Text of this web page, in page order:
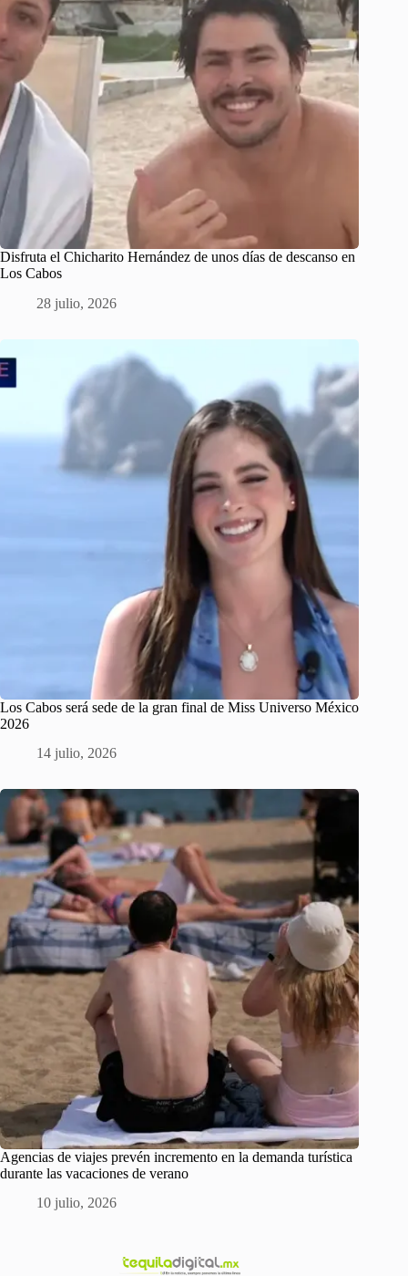
Disfruta el Chicharito Hernández de unos días de descanso en
Los Cabos
28 julio, 2026
Los Cabos será sede de la gran final de Miss Universo México
2026
14 julio, 2026
Agencias de viajes prevén incremento en la demanda turística
durante las vacaciones de verano
10 julio, 2026